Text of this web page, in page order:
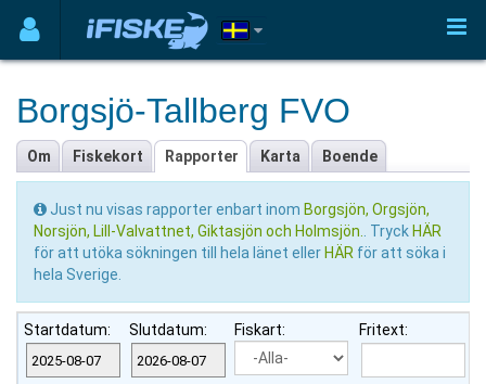
Borgsjö-Tallberg FVO
Om Fiskekort Rapporter Karta Boende
Just nu visas rapporter enbart inom Borgsjön, Orgsjön,
Norsjön, Lill-Valvattnet, Giktasjön och Holmsjön.
. Tryck HÄR
för att utöka sökningen till hela länet eller HÄR för att söka i
hela Sverige.
Startdatum: Slutdatum: Fiskart: Fritext: